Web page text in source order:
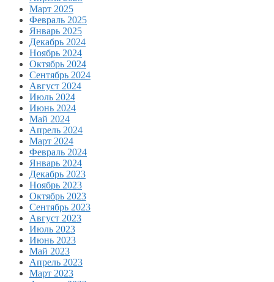
Март 2025
Февраль 2025
Январь 2025
Декабрь 2024
Ноябрь 2024
Октябрь 2024
Сентябрь 2024
Август 2024
Июль 2024
Июнь 2024
Май 2024
Апрель 2024
Март 2024
Февраль 2024
Январь 2024
Декабрь 2023
Ноябрь 2023
Октябрь 2023
Сентябрь 2023
Август 2023
Июль 2023
Июнь 2023
Май 2023
Апрель 2023
Март 2023